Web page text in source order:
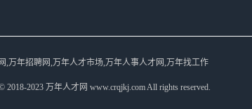
,万年招聘网,万年人才市场,万年人事人才网,万年找工作
2018-2023 万年人才网 www.crqjkj.com All rights reserved.